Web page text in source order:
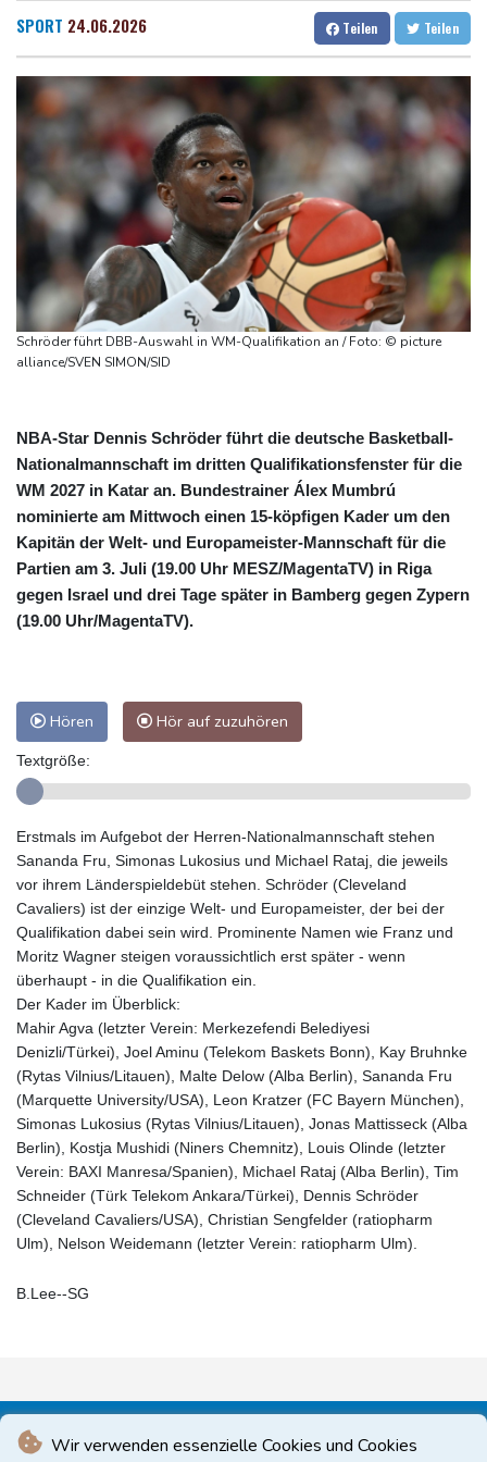
Wir verwenden essenzielle Cookies und Cookies
Dresden
Wien
25 °C
Salzburg
22 °C
Baden-Baden
20 °C
Nordrhein-Westfalen
Menschenrechtsgruppen: Mehr als 140 Tote bei Migrationskrise
in Ceuta
Mindestens zehn Tote bei Angriffen der pro-iranischen Huthis im
Jemen
US-Senat stimmt für verschärfte Sanktionen gegen Russland
US-Gericht setzt Bau von Trumps Ballsaal aus - Präsident
kündigt Berufung an
Direkt-ICE Berlin-Paris bleibt wegen Technikproblemen vorerst
unterbrochen
SPORT 24.06.2026 Teilen Teilen
Schröder führt DBB-Auswahl in WM-Qualifikation an / Foto: © picture
alliance/SVEN SIMON/SID
NBA-Star Dennis Schröder führt die deutsche Basketball-
Nationalmannschaft im dritten Qualifikationsfenster für die
WM 2027 in Katar an. Bundestrainer Álex Mumbrú
nominierte am Mittwoch einen 15-köpfigen Kader um den
Kapitän der Welt- und Europameister-Mannschaft für die
Partien am 3. Juli (19.00 Uhr MESZ/MagentaTV) in Riga
gegen Israel und drei Tage später in Bamberg gegen Zypern
(19.00 Uhr/MagentaTV).
Hören Hör auf zuzuhören
Textgröße:
Erstmals im Aufgebot der Herren-Nationalmannschaft stehen
Sananda Fru, Simonas Lukosius und Michael Rataj, die jeweils
vor ihrem Länderspieldebüt stehen. Schröder (Cleveland
Cavaliers) ist der einzige Welt- und Europameister, der bei der
Qualifikation dabei sein wird. Prominente Namen wie Franz und
Moritz Wagner steigen voraussichtlich erst später - wenn
überhaupt - in die Qualifikation ein.
Der Kader im Überblick:
Mahir Agva (letzter Verein: Merkezefendi Belediyesi
Denizli/Türkei), Joel Aminu (Telekom Baskets Bonn), Kay Bruhnke
(Rytas Vilnius/Litauen), Malte Delow (Alba Berlin), Sananda Fru
(Marquette University/USA), Leon Kratzer (FC Bayern München),
Simonas Lukosius (Rytas Vilnius/Litauen), Jonas Mattisseck (Alba
Berlin), Kostja Mushidi (Niners Chemnitz), Louis Olinde (letzter
Verein: BAXI Manresa/Spanien), Michael Rataj (Alba Berlin), Tim
Schneider (Türk Telekom Ankara/Türkei), Dennis Schröder
(Cleveland Cavaliers/USA), Christian Sengfelder (ratiopharm
Ulm), Nelson Weidemann (letzter Verein: ratiopharm Ulm).
B.Lee--SG